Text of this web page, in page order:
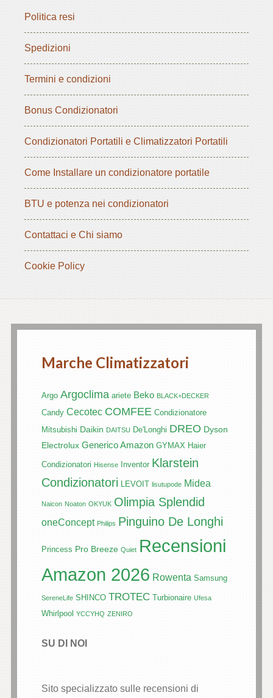
Politica resi
Spedizioni
Termini e condizioni
Bonus Condizionatori
Condizionatori Portatili e Climatizzatori Portatili
Come Installare un condizionatore portatile
BTU e potenza nei condizionatori
Contattaci e Chi siamo
Cookie Policy
Marche Climatizzatori
Argo Argoclima ariete Beko BLACK+DECKER
Candy Cecotec COMFEE Condizionatore
Mitsubishi Daikin DAITSU De'Longhi DREO Dyson
Electrolux Generico Amazon GYMAX Haier
Condizionatori Hisense Inventor Klarstein
Condizionatori
LEVOIT lisutupode Midea
Naicon Noaton OKYUK Olimpia Splendid
oneConcept Philips Pinguino De Longhi
Princess Pro Breeze Quiet Recensioni
Amazon 2026 Rowenta Samsung
SereneLife SHINCO TROTEC Turbionaire Ufesa
Whirlpool YCCYHQ ZENIRO
SU DI NOI
Sito specializzato sulle recensioni di